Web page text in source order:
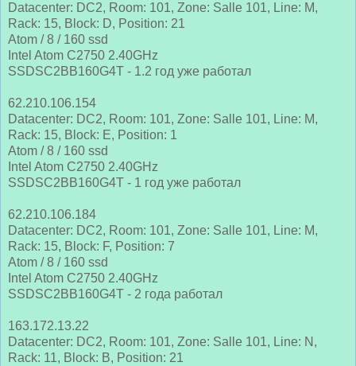
Datacenter: DC2, Room: 101, Zone: Salle 101, Line: M,
Rack: 15, Block: D, Position: 21
Atom / 8 / 160 ssd
Intel Atom C2750 2.40GHz
SSDSC2BB160G4T - 1.2 год уже работал
62.210.106.154
Datacenter: DC2, Room: 101, Zone: Salle 101, Line: M,
Rack: 15, Block: E, Position: 1
Atom / 8 / 160 ssd
Intel Atom C2750 2.40GHz
SSDSC2BB160G4T - 1 год уже работал
62.210.106.184
Datacenter: DC2, Room: 101, Zone: Salle 101, Line: M,
Rack: 15, Block: F, Position: 7
Atom / 8 / 160 ssd
Intel Atom C2750 2.40GHz
SSDSC2BB160G4T - 2 года работал
163.172.13.22
Datacenter: DC2, Room: 101, Zone: Salle 101, Line: N,
Rack: 11, Block: B, Position: 21